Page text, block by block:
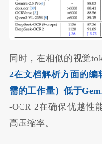
同时，在相似的视觉
2在文档解析方面的编
需的工作量）低于
-OCR 2在确保优越性
高压缩率。